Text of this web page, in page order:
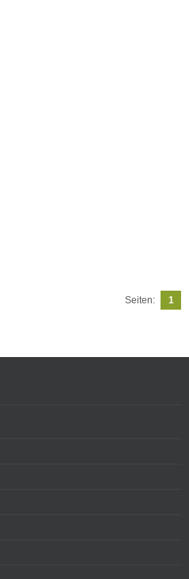
Seiten: 1